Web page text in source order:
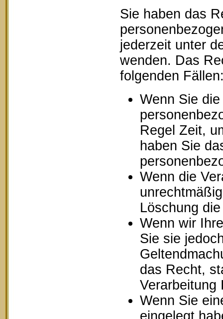
Sie haben das
jederzeit unter
wenden. Das
folgenden
Wenn Sie
Regel Zeit,
haben Sie
Wenn die
Löschung
Wenn wir
Sie sie
das Recht,
Verarbeitung
Wenn Sie